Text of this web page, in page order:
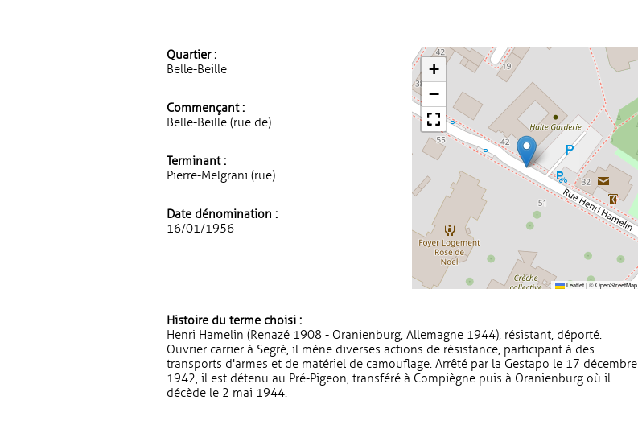
Quartier :
Belle-Beille
Commençant :
Belle-Beille (rue de)
Terminant :
Pierre-Melgrani (rue)
Date dénomination :
16/01/1956
+
−
Leaflet|©OpenStreetMap
Histoire du terme choisi :
Henri Hamelin (Renazé 1908 - Oranienburg, Allemagne 1944), résistant, déporté.
Ouvrier carrier à Segré, il mène diverses actions de résistance, participant à des
transports d'armes et de matériel de camouflage. Arrêté par la Gestapo le 17 décembre
1942, il est détenu au Pré-Pigeon, transféré à Compiègne puis à Oranienburg où il
décède le 2 mai 1944.